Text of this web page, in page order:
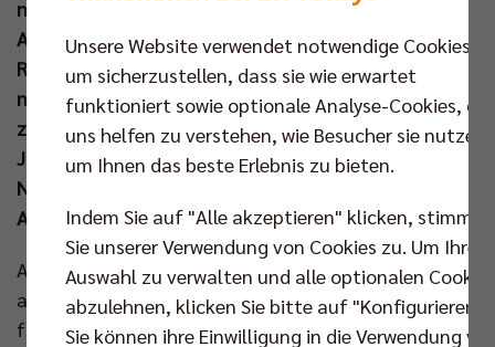
nationalen Titel ließ der Brite seit seinem
Amtsantritt im Spätsommer 2023 beim
Rekordmeister aus und hat auch für diese Spielzeit
noch das klare und größte Ziel vor Augen. Parallel
zum Engagement in der Hauptstadt wird der 49-
Jährige in Zukunft als Nationaltrainer der
Niederlande tätig sein – gemeinsam mit Assistent
Alexandre Leal.
Als Joel Banks vor eineinhalb Jahren in Berlin
aufschlug, hatte er durchaus große Fußstapfen zu
füllen. Der Mann aus Portsmouth trat die Nachfolge
Unsere Website verwendet notwendige Cookies,
um sicherzustellen, dass sie wie erwartet
funktioniert sowie optionale Analyse-Cookies, die
uns helfen zu verstehen, wie Besucher sie nutzen,
um Ihnen das beste Erlebnis zu bieten.
Indem Sie auf "Alle akzeptieren" klicken, stimmen
Sie unserer Verwendung von Cookies zu. Um Ihre
Auswahl zu verwalten und alle optionalen Cookies
abzulehnen, klicken Sie bitte auf "Konfigurieren".
Sie können ihre Einwilligung in die Verwendung